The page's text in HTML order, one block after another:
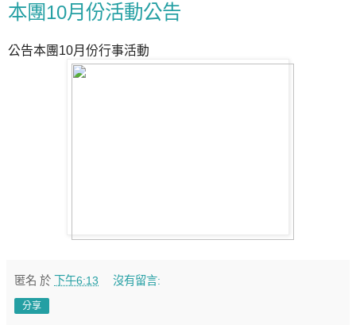
本團10月份活動公告
公告本團10月份行事活動
匿名 於 下午6:13 沒有留言:
分享